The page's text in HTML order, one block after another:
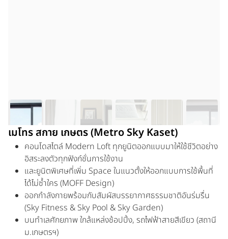
เมโทร สกาย เกษตร (Metro Sky Kaset)
คอนโดสไตล์ Modern Loft ทุกยูนิตออกแบบมาให้ใช้ชีวิตอย่าง
อิสระลงตัวทุกฟังก์ชั่นการใช้งาน
และยูนิตพิเศษที่เพิ่ม Space ในแนวตั้งให้ออกแบบการใช้พื้นที่
ได้ไม่ซ้ำใคร (MOFF Design)
ออกกำลังกายพร้อมกับสัมผัสบรรยากาศธรรมชาติอันร่มรื่น
(Sky Fitness & Sky Pool & Sky Garden)
บนทำเลศักยภาพ ใกล้แหล่งช้อปปิ้ง, รถไฟฟ้าสายสีเขียว (สถานี
ม.เกษตรฯ)